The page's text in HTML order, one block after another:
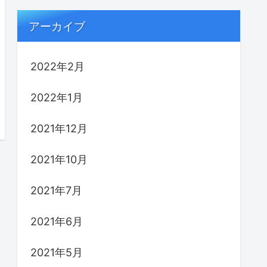
アーカイブ
2022年2月
2022年1月
2021年12月
2021年10月
2021年7月
2021年6月
2021年5月